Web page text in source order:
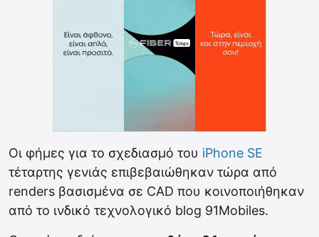
Οι φήμες για το σχεδιασμό του iPhone SE
τέταρτης γενιάς επιβεβαιώθηκαν τώρα από
renders βασισμένα σε CAD που κοινοποιήθηκαν
από το ινδικό τεχνολογικό blog 91Mobiles.